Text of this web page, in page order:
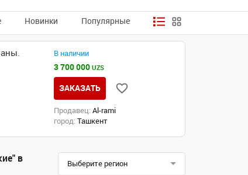
Новинки Популярные
В наличии
3 700 000UZS
ЗАКАЗАТЬ
Продавец: Al-rami
город: Ташкент
в
Выберите регион